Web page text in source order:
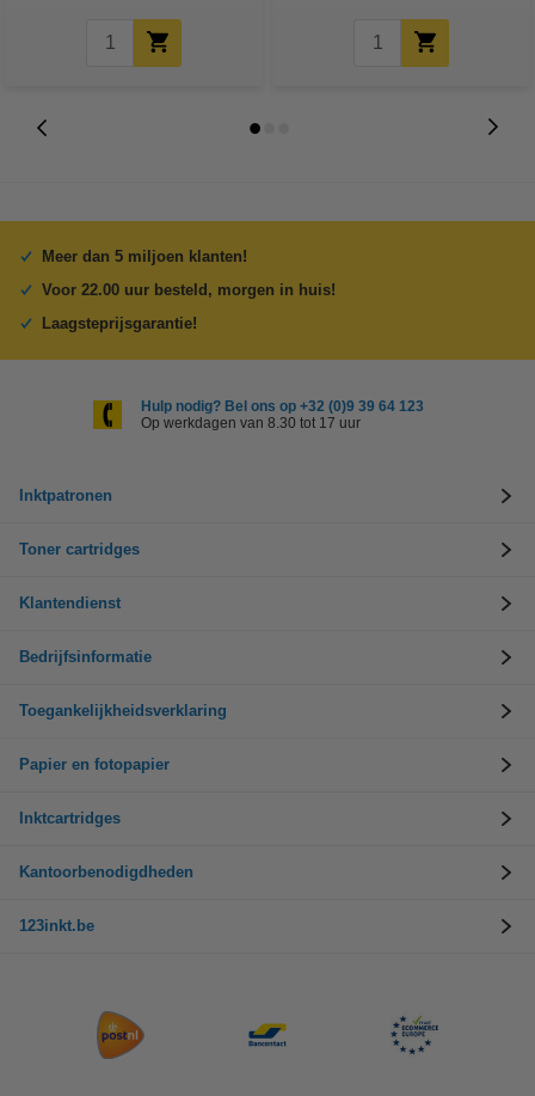
Meer dan 5 miljoen klanten!
Voor 22.00 uur besteld, morgen in huis!
Laagsteprijsgarantie!
Hulp nodig? Bel ons op +32 (0)9 39 64 123
Op werkdagen van 8.30 tot 17 uur
Inktpatronen
Toner cartridges
Klantendienst
Bedrijfsinformatie
Toegankelijkheidsverklaring
Papier en fotopapier
Inktcartridges
Kantoorbenodigdheden
123inkt.be